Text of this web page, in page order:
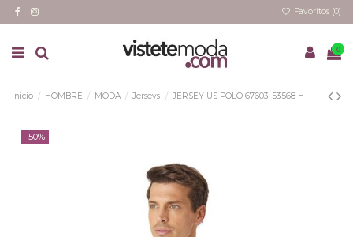
Favoritos (0)
0
Inicio HOMBRE MODA Jerseys JERSEY US POLO 67603-53568 H
-50%